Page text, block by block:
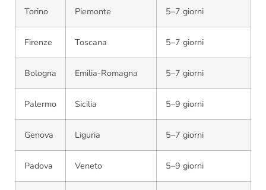
Torino Piemonte 5–7 giorni
Firenze Toscana 5–7 giorni
Bologna Emilia-Romagna 5–7 giorni
Palermo Sicilia 5–9 giorni
Genova Liguria 5–7 giorni
Padova Veneto 5–9 giorni